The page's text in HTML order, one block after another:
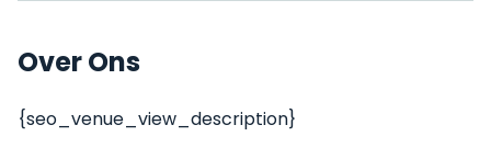
Over Ons
{seo_venue_view_description}